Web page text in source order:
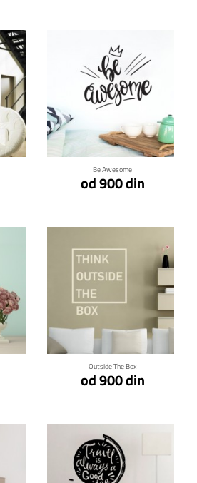
Be Awesome
od 900 din
Outside The Box
od 900 din
Klikni za detalje